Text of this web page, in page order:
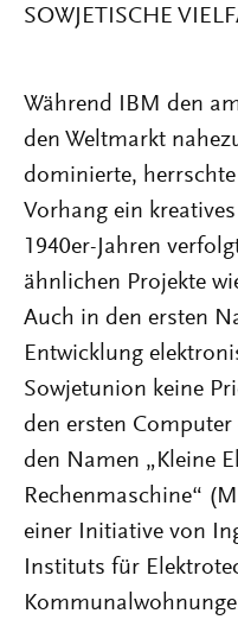
SOWJETISCHE
Während IBM den
den Weltmarkt
dominierte,
Vorhang ein
1940er-Jahren
ähnlichen Projekte
Auch in den ersten
Entwicklung
Sowjetunion keine
den ersten
den Namen „Kleine
Rechenmaschine“
einer Initiative von
Instituts für